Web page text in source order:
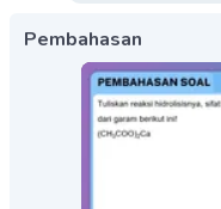
Pembahasan